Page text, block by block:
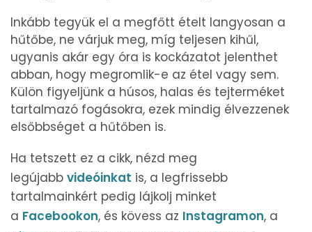
Inkább tegyük el a megfőtt ételt langyosan a
hűtőbe, ne várjuk meg, míg teljesen kihűl,
ugyanis akár egy óra is kockázatot jelenthet
abban, hogy megromlik-e az étel vagy sem.
Külön figyeljünk a húsos, halas és tejterméket
tartalmazó fogásokra, ezek mindig élvezzenek
elsőbbséget a hűtőben is.
Ha tetszett ez a cikk, nézd meg
legújabb videóinkat is, a legfrissebb
tartalmainkért pedig lájkolj minket
a Facebookon, és kövess az Instagramon, a